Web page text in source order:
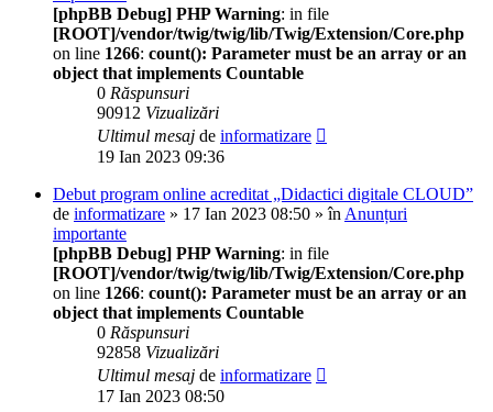
[phpBB Debug] PHP Warning: in file
[ROOT]/vendor/twig/twig/lib/Twig/Extension/Core.php
on line 1266: count(): Parameter must be an array or an
object that implements Countable
0 Răspunsuri
90912 Vizualizări
Ultimul mesaj de informatizare
19 Ian 2023 09:36
Debut program online acreditat „Didactici digitale CLOUD”
de informatizare » 17 Ian 2023 08:50 » în Anunțuri
importante
[phpBB Debug] PHP Warning: in file
[ROOT]/vendor/twig/twig/lib/Twig/Extension/Core.php
on line 1266: count(): Parameter must be an array or an
object that implements Countable
0 Răspunsuri
92858 Vizualizări
Ultimul mesaj de informatizare
17 Ian 2023 08:50